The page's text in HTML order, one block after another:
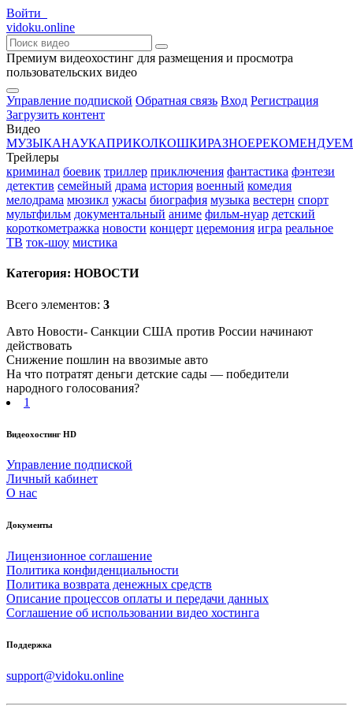
Войти
vidoku.online
Премиум видеохостинг для размещения и просмотра
пользовательских видео
Управление подпиской Обратная связь Вход Регистрация
Загрузить контент
Видео
МУЗЫКАНАУКАПРИКОЛКОШКИРАЗНОЕРЕКОМЕНДУЕМ
Трейлеры
криминал боевик триллер приключения фантастика фэнтези
детектив семейный драма история военный комедия
мелодрама мюзикл ужасы биография музыка вестерн спорт
мультфильм документальный аниме фильм-нуар детский
короткометражка новости концерт церемония игра реальное
ТВ ток-шоу мистика
Категория: НОВОСТИ
Всего элементов: 3
Авто Новости- Санкции США против России начинают
действовать
Снижение пошлин на ввозимые авто
На что потратят деньги детские сады — победители
народного голосования?
1
Видеохостинг HD
Управление подпиской
Личный кабинет
О нас
Документы
Лицензионное соглашение
Политика конфиденциальности
Политика возврата денежных средств
Описание процессов оплаты и передачи данных
Соглашение об использовании видео хостинга
Поддержка
support@vidoku.online